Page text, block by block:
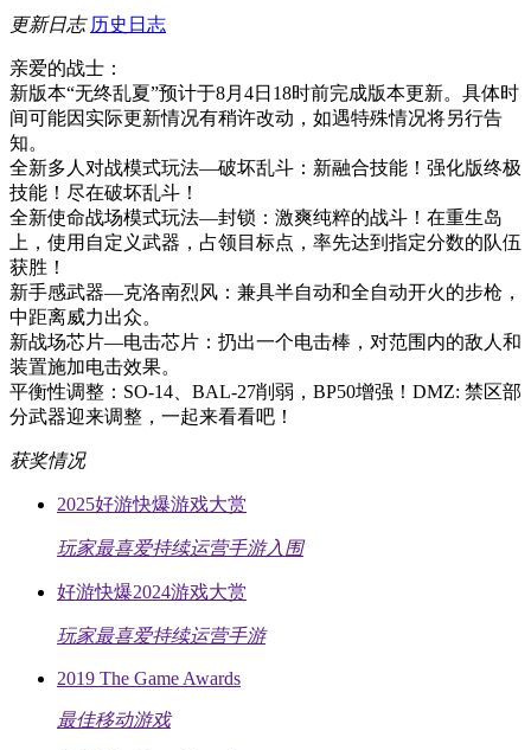
更新日志 历史日志
亲爱的战士：
新版本“无终乱夏”预计于8月4日18时前完成版本更新。具体时
间可能因实际更新情况有稍许改动，如遇特殊情况将另行告
知。
全新多人对战模式玩法—破坏乱斗：新融合技能！强化版终极
技能！尽在破坏乱斗！
全新使命战场模式玩法—封锁：激爽纯粹的战斗！在重生岛
上，使用自定义武器，占领目标点，率先达到指定分数的队伍
获胜！
新手感武器—克洛南烈风：兼具半自动和全自动开火的步枪，
中距离威力出众。
新战场芯片—电击芯片：扔出一个电击棒，对范围内的敌人和
装置施加电击效果。
平衡性调整：SO-14、BAL-27削弱，BP50增强！DMZ: 禁区部
分武器迎来调整，一起来看看吧！
获奖情况
2025好游快爆游戏大赏
玩家最喜爱持续运营手游入围
好游快爆2024游戏大赏
玩家最喜爱持续运营手游
2019 The Game Awards
最佳移动游戏